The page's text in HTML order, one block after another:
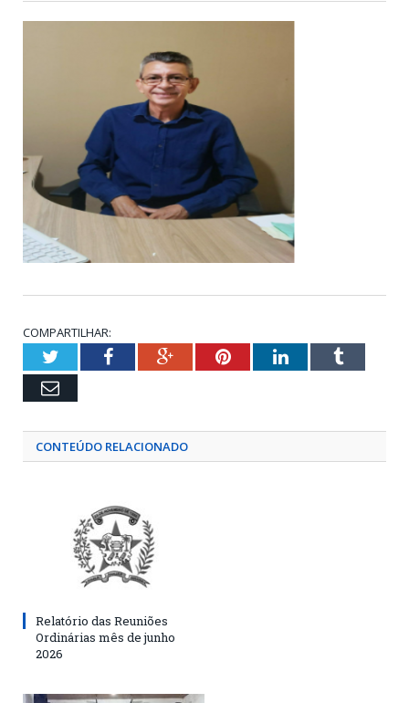
COMPARTILHAR:
TwitterFacebookGoogle+PinterestLinkedInTumblr
Email
CONTEÚDO RELACIONADO
Relatório das Reuniões
Ordinárias mês de junho
2026